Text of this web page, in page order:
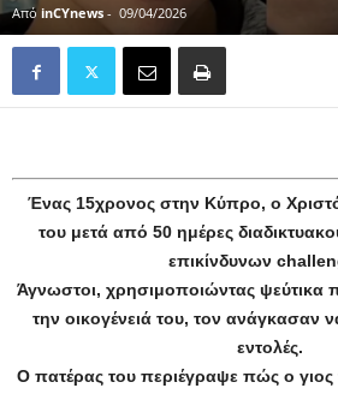
Από inCYnews - 09/04/2026
Ένας 15χρονος στην Κύπρο, ο
του μετά από 50 ημέρες
επικίνδυνων
Άγνωστοι, χρησιμοποιώντας ψεύτικα
την οικογένειά του, τον ανάγκασαν
εντολές.
Ο πατέρας του περιέγραψε πώς ο